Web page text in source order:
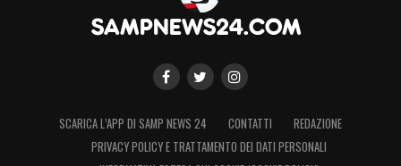
SCARICA L’APP DI SAMP NEWS 24 CONTATTI
REDAZIONE
PRIVACY POLICY E TRATTAMENTO DEI DATI PERSONALI